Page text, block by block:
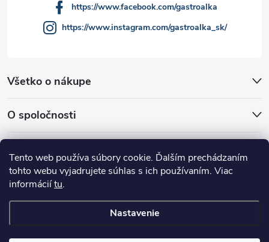
Tento web používa súbory cookie. Ďalším prechádzaním
tohto webu vyjadrujete súhlas s ich používaním. Viac
informáciítu.
Nastavenie
Všetko o nákupe
O spoločnosti
https://www.facebook.com/gastroalka
https://www.instagram.com/gastroalka_sk/
Copyright 2026GASTROALKA Slovakia. Všetky práva vyhradené.